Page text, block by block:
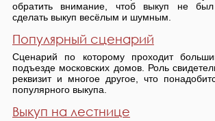
обратить внимание, чтоб выкуп не
сделать выкуп весёлым и шумным.
Популярный сценарий
Сценарий по которому проходит
подъезде московских домов. Роль
реквизит и многое другое, что
популярного выкупа.
Выкуп на лестнице